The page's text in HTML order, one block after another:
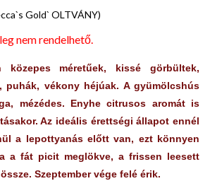
Gold` OLTVÁNY)
nem rendelhető.
közepes méretűek, kissé görbültek,
puhák, vékony héjúak. A gyümölcshús
mézédes. Enyhe citrusos aromát is
Az ideális érettségi állapot ennél
a lepottyanás előtt van, ezt könnyen
a fát picit meglökve, a frissen leesett
Szeptember vége felé érik.